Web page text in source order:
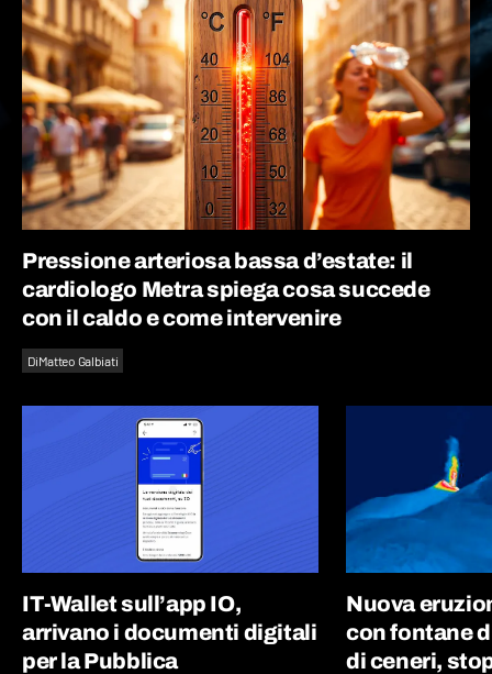
Pressione arteriosa bassa d’estate: il
cardiologo Metra spiega cosa succede
con il caldo e come intervenire
DiMatteo Galbiati
IT-Wallet sull’app IO,
arrivano i documenti digitali
per la Pubblica
Nuova
con fontane
di ceneri,